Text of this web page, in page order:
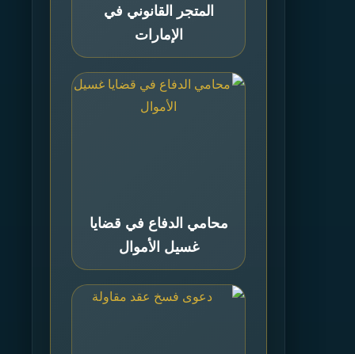
المتجر القانوني في
الإمارات
محامي الدفاع في قضايا
غسيل الأموال